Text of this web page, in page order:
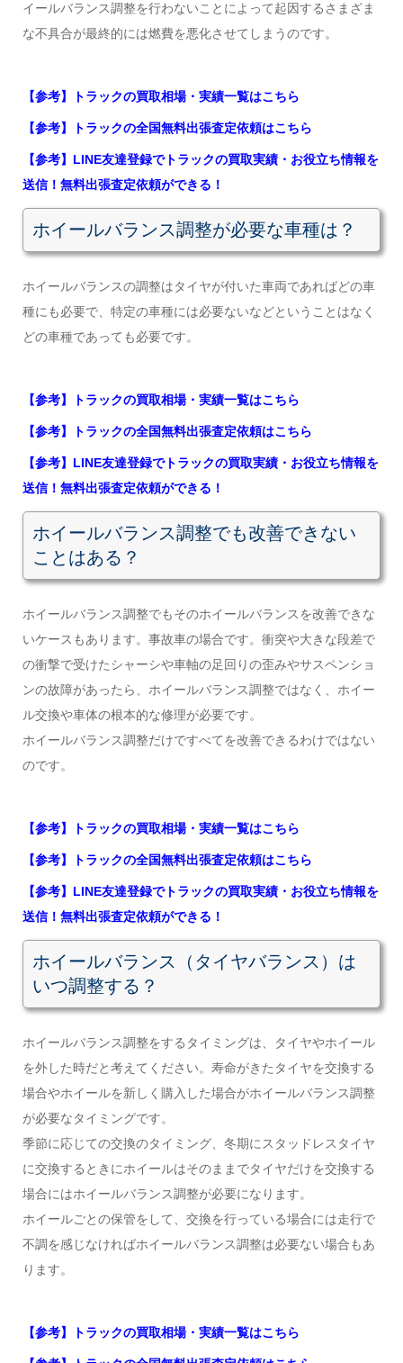
イールバランス調整を行わないことによって起因するさまざま
な不具合が最終的には燃費を悪化させてしまうのです。
【参考】トラックの買取相場・実績一覧はこちら
【参考】トラックの全国無料出張査定依頼はこちら
【参考】LINE友達登録でトラックの買取実績・お役立ち情報を
送信！無料出張査定依頼ができる！
ホイールバランス調整が必要な車種は？
ホイールバランスの調整はタイヤが付いた車両であればどの車
種にも必要で、特定の車種には必要ないなどということはなく
どの車種であっても必要です。
【参考】トラックの買取相場・実績一覧はこちら
【参考】トラックの全国無料出張査定依頼はこちら
【参考】LINE友達登録でトラックの買取実績・お役立ち情報を
送信！無料出張査定依頼ができる！
ホイールバランス調整でも改善できない
ことはある？
ホイールバランス調整でもそのホイールバランスを改善できな
いケースもあります。事故車の場合です。衝突や大きな段差で
の衝撃で受けたシャーシや車軸の足回りの歪みやサスペンショ
ンの故障があったら、ホイールバランス調整ではなく、ホイー
ル交換や車体の根本的な修理が必要です。
ホイールバランス調整だけですべてを改善できるわけではない
のです。
【参考】トラックの買取相場・実績一覧はこちら
【参考】トラックの全国無料出張査定依頼はこちら
【参考】LINE友達登録でトラックの買取実績・お役立ち情報を
送信！無料出張査定依頼ができる！
ホイールバランス（タイヤバランス）は
いつ調整する？
ホイールバランス調整をするタイミングは、タイヤやホイール
を外した時だと考えてください。寿命がきたタイヤを交換する
場合やホイールを新しく購入した場合がホイールバランス調整
が必要なタイミングです。
季節に応じての交換のタイミング、冬期にスタッドレスタイヤ
に交換するときにホイールはそのままでタイヤだけを交換する
場合にはホイールバランス調整が必要になります。
ホイールごとの保管をして、交換を行っている場合には走行で
不調を感じなければホイールバランス調整は必要ない場合もあ
ります。
【参考】トラックの買取相場・実績一覧はこちら